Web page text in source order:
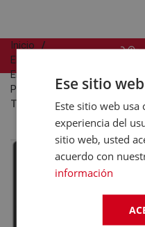
Inicio
Electrodomésticos
Encimeras
Placas de Inducción
TEKA IBC 63110 SSM BK
Ese sitio
Este sitio web
experiencia del
sitio web, usted
acuerdo con
información